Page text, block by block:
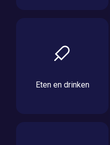
Eten en drinken